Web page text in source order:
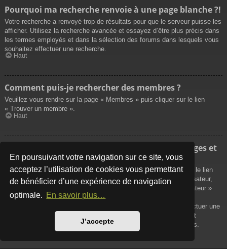
En poursuivant votre navigation sur ce site, vous
acceptez l’utilisation de cookies vous permettant
de bénéficier d’une expérience de navigation
optimale. En savoir plus…
J’accepte
Pourquoi ma recherche renvoie à une page blanche ?!
Votre recherche a renvoyé trop de résultats pour que le serveur puisse les
afficher. Utilisez la recherche avancée et essayez d’être plus précis dans
les termes employés et dans la sélection des forums dans lesquels vous
souhaitez effectuer une recherche.
Haut
Comment puis-je rechercher des membres ?
Veuillez vous rendre sur la page « Membres » puis cliquer sur le lien
« Trouver un membre ».
Haut
Comment puis-je retrouver mes propres messages et
sujets ?
Vos propres messages peuvent être affichés soit en cliquant sur le lien
« Afficher vos messages » dans le panneau de contrôle de l’utilisateur,
soit en cliquant sur le lien « Rechercher les messages de l’utilisateur »
sur la page de votre propre profil ou soit en cliquant sur le menu
« Raccourcis » situé sur la partie supérieure du forum. Pour effectuer une
recherche de vos propres sujets, utilisez la recherche avancée et
remplissez convenablement les options qui vous sont disponibles.